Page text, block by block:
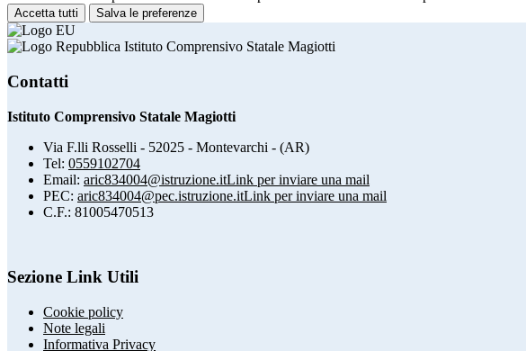
Accetta tutti Salva le preferenze
Istituto Comprensivo Statale Magiotti
Contatti
Istituto Comprensivo Statale Magiotti
Via F.lli Rosselli - 52025 - Montevarchi - (AR)
Tel: 0559102704
Email: aric834004@istruzione.itLink per inviare una mail
PEC: aric834004@pec.istruzione.itLink per inviare una mail
C.F.: 81005470513
Sezione Link Utili
Cookie policy
Note legali
Informativa Privacy